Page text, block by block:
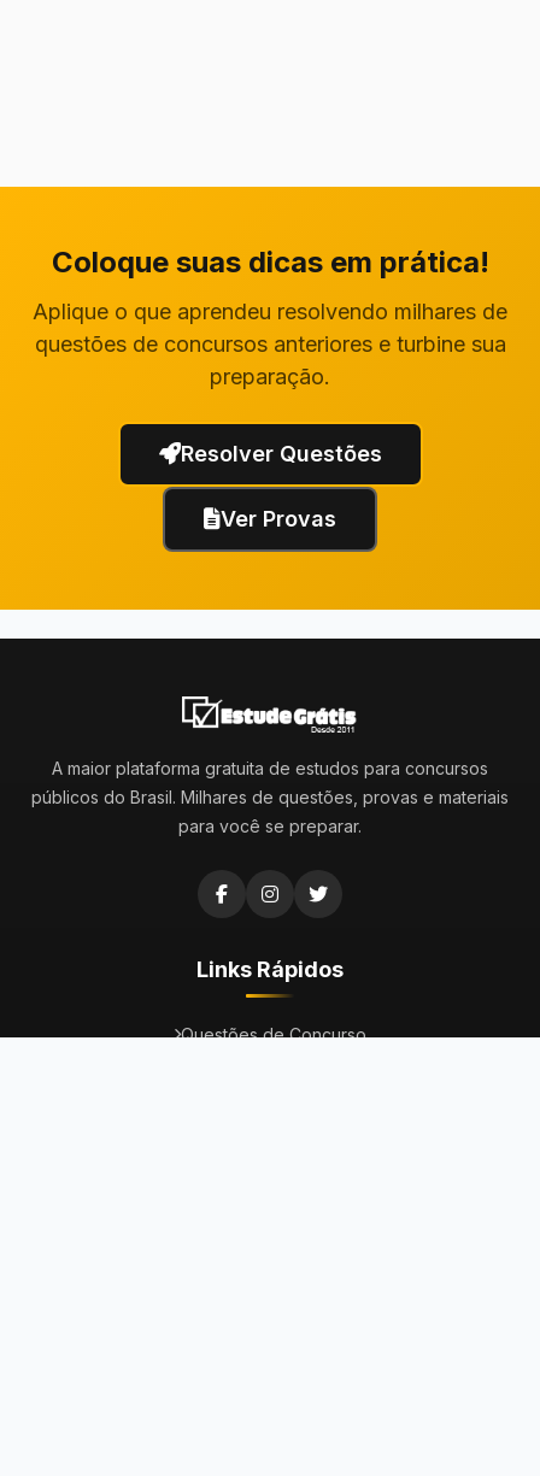
Coloque suas dicas em prática!
Aplique o que aprendeu resolvendo milhares de
questões de concursos anteriores e turbine sua
preparação.
Resolver Questões
Ver Provas
A maior plataforma gratuita de estudos para concursos
públicos do Brasil. Milhares de questões, provas e materiais
para você se preparar.
Links Rápidos
Questões de Concurso